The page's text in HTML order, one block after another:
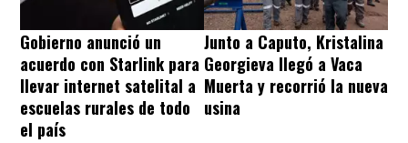
Gobierno anunció un
acuerdo con Starlink para
llevar internet satelital a
escuelas rurales de todo
el país
Junto a Caputo, Kristalina
Georgieva llegó a Vaca
Muerta y recorrió la nueva
usina